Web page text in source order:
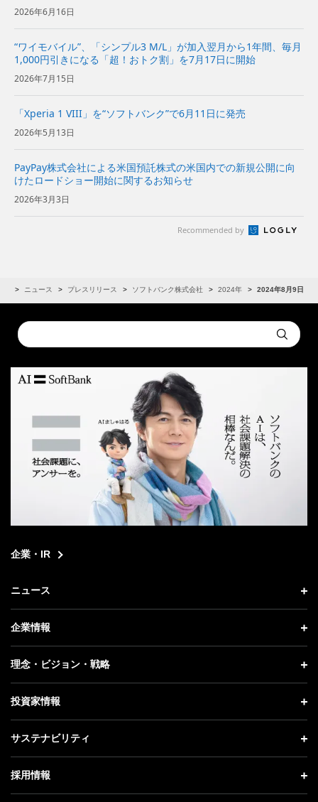
2026年6月16日
“ワイモバイル”、「シンプル3 M/L」が加入翌月から1年間、毎月
1,000円引きになる「超！おトク割」を7月17日に開始
2026年7月15日
「Xperia 1 VIII」を“ソフトバンク”で6月11日に発売
2026年5月13日
PayPay株式会社による米国預託株式の米国内での新規公開に向
けたロードショー開始に関するお知らせ
2026年3月3日
Recommended by
ニュース プレスリリース ソフトバンク株式会社 2024年 2024年8月9日
Conduct
a
Submit
企業・IR
ニュース
ニュース トップ
プレスリリース
更新情報
記者説明会
企業情報
企業情報 トップ
社長メッセージ
事業紹介
ガバナンス
理念・ビジョン・戦略
理念・ビジョン・戦略 トップ
成長戦略「Activate AI for Society」
人材戦略
投資家情報
投資家情報 トップ
経営方針
サステナビリティ
サステナビリティ トップ
トップメッセージ
採用情報